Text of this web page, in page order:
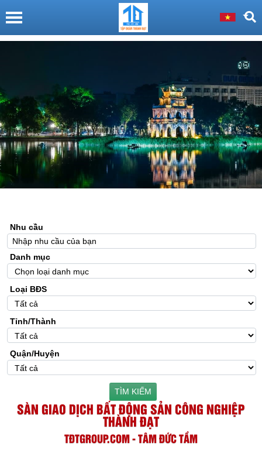
Nhu cầu
Danh mục
Loại BĐS
Tỉnh/Thành
Quận/Huyện
TÌM KIẾM
SÀN GIAO DỊCH BẤT ĐỘNG SẢN CÔNG NGHIỆP
THÀNH ĐẠT
TĐTGROUP.COM - TÂM ĐỨC TẦM